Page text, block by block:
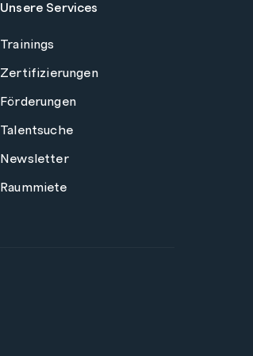
Unsere Services
Trainings
Zertifizierungen
Förderungen
Talentsuche
Newsletter
Raummiete